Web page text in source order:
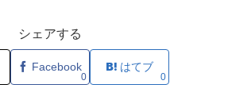
シェアする
Facebook
0
はてブ
0